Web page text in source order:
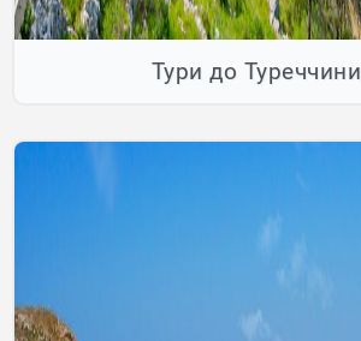
Тури до Туреччини